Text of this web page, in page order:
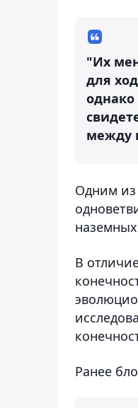
"Их
для
между
Одним из
В
Ранее